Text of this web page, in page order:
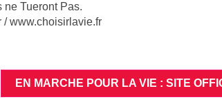
ne Tueront Pas.
/ www.choisirlavie.fr
EN MARCHE POUR LA VIE : SITE